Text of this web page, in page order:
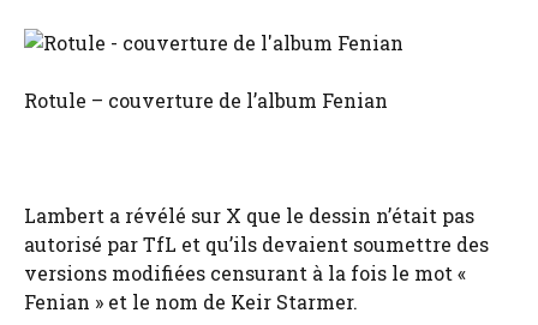
Rotule – couverture de l’album Fenian
Lambert a révélé sur X que le dessin n’était pas
autorisé par TfL et qu’ils devaient soumettre des
versions modifiées censurant à la fois le mot «
Fenian » et le nom de Keir Starmer.